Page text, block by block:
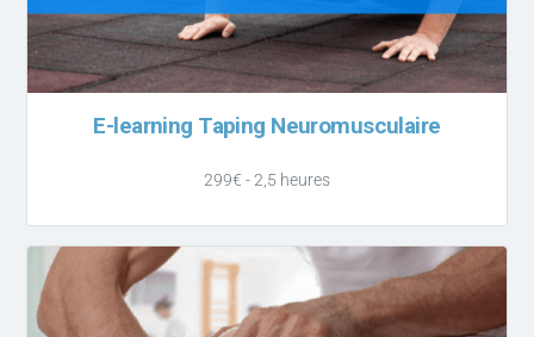
E-learning Taping Neuromusculaire
299€ - 2,5 heures